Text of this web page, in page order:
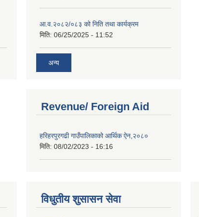
आ.व.२०८२/०८३ को निति तथा कार्यक्रम
मिति: 06/25/2025 - 11:52
अन्य
Revenue/ Foreign Aid
हरिहरपुरगढी गाउँपालिकाको आर्थिक ऐन,२०८०
मिति: 08/02/2023 - 16:16
विधुतीय शुसासन सेवा